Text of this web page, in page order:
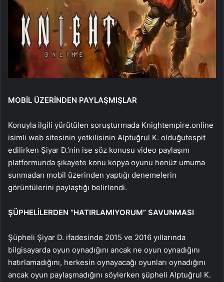
MOBİL ÜZERİNDEN PAYLAŞMIŞLAR
Konuyla ilgili yürütülen soruşturmada Knightempire.online
isimli web sitesinin yetkilisinin Alptuğrul K. olduğutespit
edilirken Şiyar D.’nin ise söz konusu video paylaşım
platformunda şikayete konu kopya oyunu henüz umuma
sunmadan mobil üzerinden yaptığı denemelerin
görüntülerini paylaştığı belirlendi.
ŞÜPHELİLERDEN “HATIRLAMIYORUM” SAVUNMASI
Şüpheli Şiyar D. ifadesinde 2015 ve 2016 yıllarında
bilgisayarda oyun oynadığını ancak ne oyun oynadığını
hatırlamadığını, herkesin oynayacağı oyunları oynadığını
ancak oyun paylaşmadığını söylerken şüpheli Alptuğrul K.